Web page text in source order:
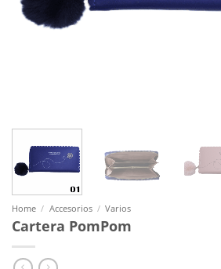
Home / Accesorios / Varios
Cartera PomPom